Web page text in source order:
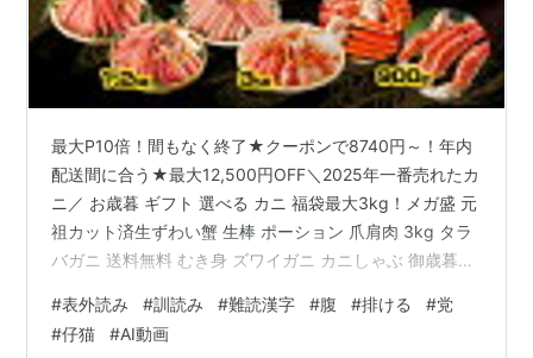
最大P10倍！間もなく終了★クーポンで8740円～！年内
配送間に合う★最大12,500円OFF＼2025年一番売れたカ
ニ／ お歳暮 ギフト 選べる カニ 福袋最大3kg！メガ盛 元
祖カット済生ずわい蟹 生棒 ポーション 爪肩肉 3kg タラ
バガニ 送料無料 むき身 ズワイガニ カニしゃぶ 御歳暮価
外読み」 私たちが日常生活で使用する漢字の目安となる
ものに、「常用漢字表」というものがあります。これは
#表外読み #訓読み #難読漢字 #腹 #排ける #党
#仔猫 #AI動画